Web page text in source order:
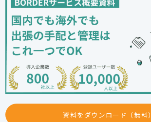
資料をダウンロード（無料）